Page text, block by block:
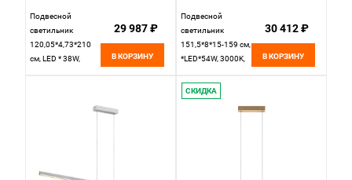
Подвесной
светильник
120,05*4,73*210
см, LED * 38W,
29 987 ₽
В КОРЗИНУ
Подвесной
светильник
151,5*8*15-159 см,
*LED*54W, 3000K,
MAN8960, черный
30 412 ₽
В КОРЗИНУ
СКИДКА